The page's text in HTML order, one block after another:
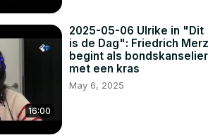
16:00
2025-05-06 Ulrike in "Dit
is de Dag": Friedrich Merz
begint als bondskanselier
met een kras
May 6, 2025